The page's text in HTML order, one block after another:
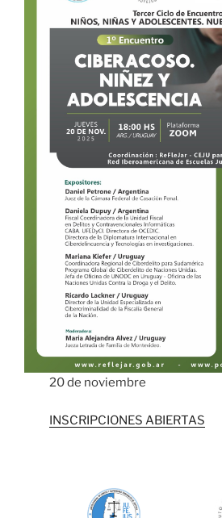
20 de noviembre
INSCRIPCIONES ABIERTAS